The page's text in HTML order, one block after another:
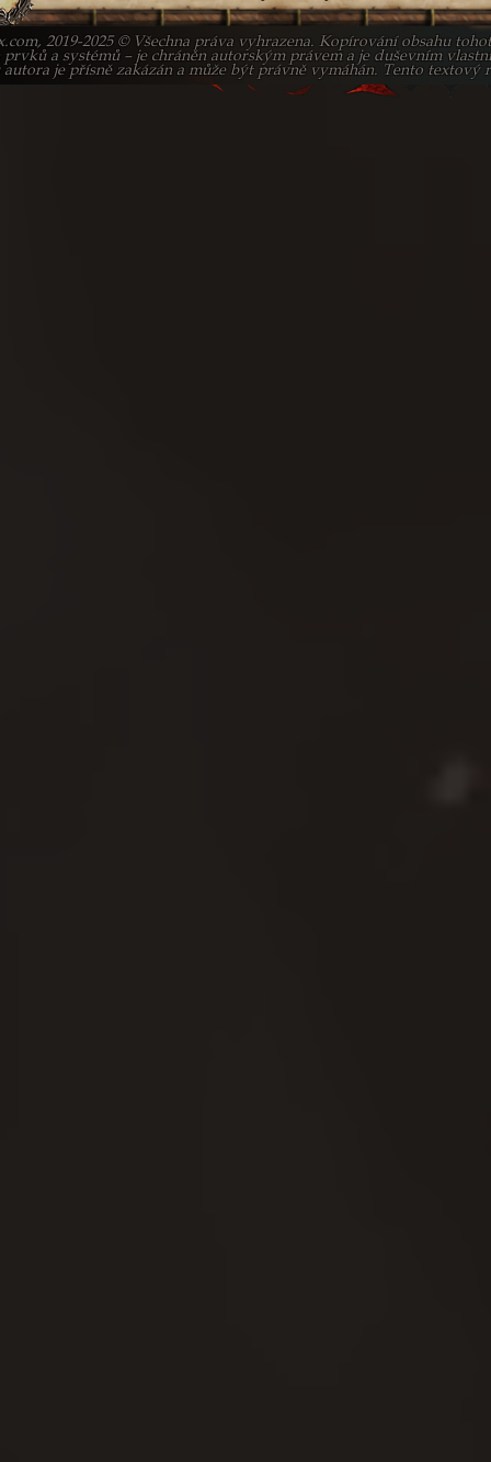
2019-2025 © Všechna práva vyhrazena. Kopírování obsahu
a systémů – je chráněn autorským právem a je duševním
autora je přísně zakázán a může být právně vymáhán. Tento